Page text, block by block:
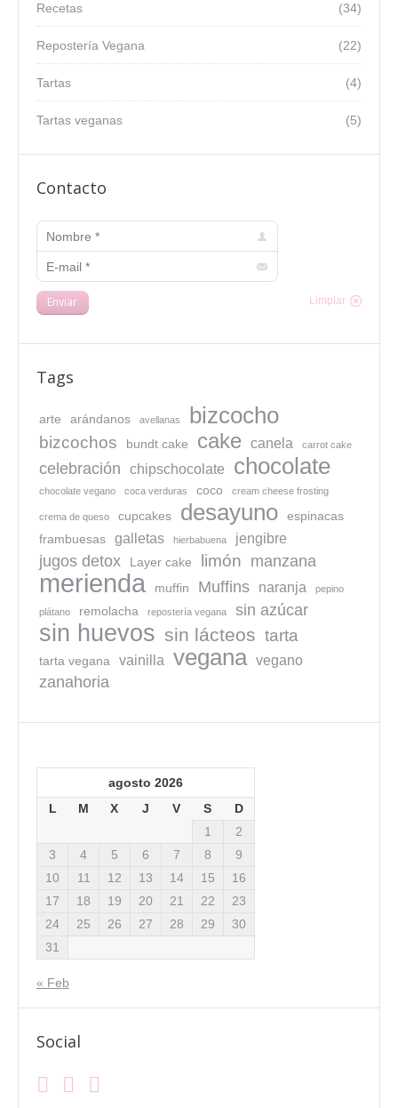
(34)
Recetas
(22)
Repostería Vegana
(4)
Tartas
(5)
Tartas veganas
Contacto
Nombre *
E-mail *
Enviar Limpiar
Tags
arte arándanos avellanas bizcocho
bizcochos bundt cake cake canela carrot cake
celebración chipschocolate chocolate
chocolate vegano coca verduras coco cream cheese frosting
crema de queso cupcakes desayuno
espinacas
frambuesas
galletas hierbabuena jengibre
jugos detox Layer cake limón manzana
merienda muffin Muffins naranja pepino
plátano remolacha repostería vegana sin azúcar
sin huevos sin lácteos tarta
tarta vegana vainilla vegana vegano
zanahoria
agosto 2026
L
M X J V S
D
1
2
3
4 5 6 7 8
9
10
11 12 13 14 15
16
17
18 19 20 21 22
23
24
25 26 27 28 29
30
31
« Feb
Social
Facebook
Instagram